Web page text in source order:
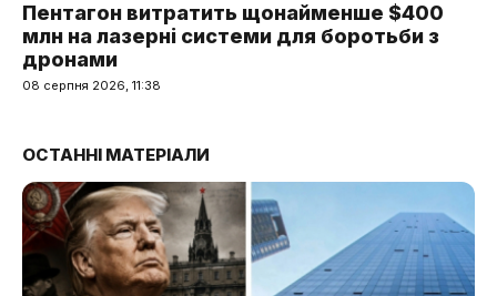
Пентагон витратить щонайменше $400
млн на лазерні системи для боротьби з
дронами
08 серпня 2026, 11:38
ОСТАННІ МАТЕРІАЛИ